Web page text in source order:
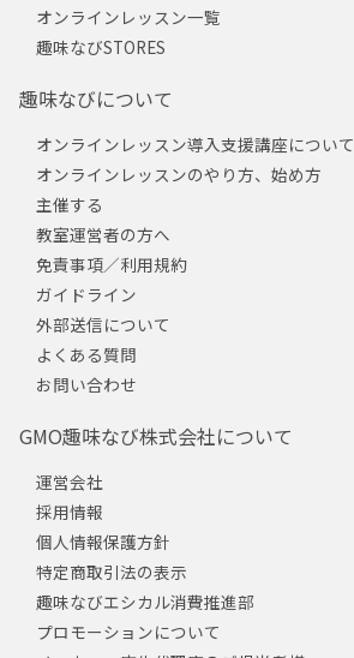
オンラインレッスン一覧
趣味なびSTORES
趣味なびについて
オンラインレッスン導入支援講座について
オンラインレッスンのやり方、始め方
主催する
教室運営者の方へ
免責事項／利用規約
ガイドライン
外部送信について
よくある質問
お問い合わせ
GMO趣味なび株式会社について
運営会社
採用情報
個人情報保護方針
特定商取引法の表示
趣味なびエシカル消費推進部
プロモーションについて